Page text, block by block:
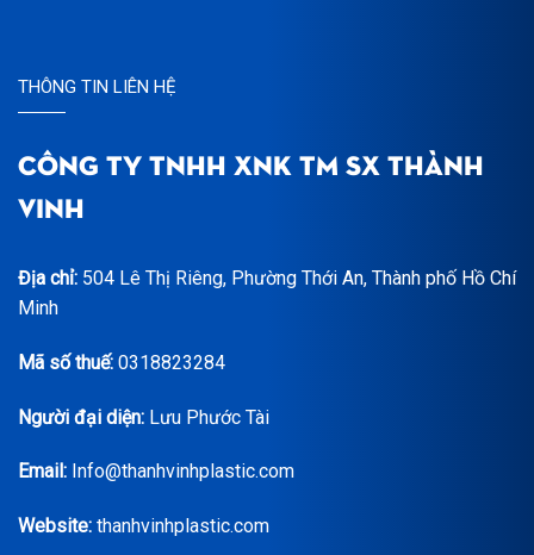
THÔNG TIN LIÊN HỆ
CÔNG TY TNHH XNK TM SX THÀNH
VINH
Địa chỉ: 504 Lê Thị Riêng, Phường Thới An, Thành phố Hồ Chí
Minh
Mã số thuế: 0318823284
Người đại diện: Lưu Phước Tài
Email: Info@thanhvinhplastic.com
Website: thanhvinhplastic.com